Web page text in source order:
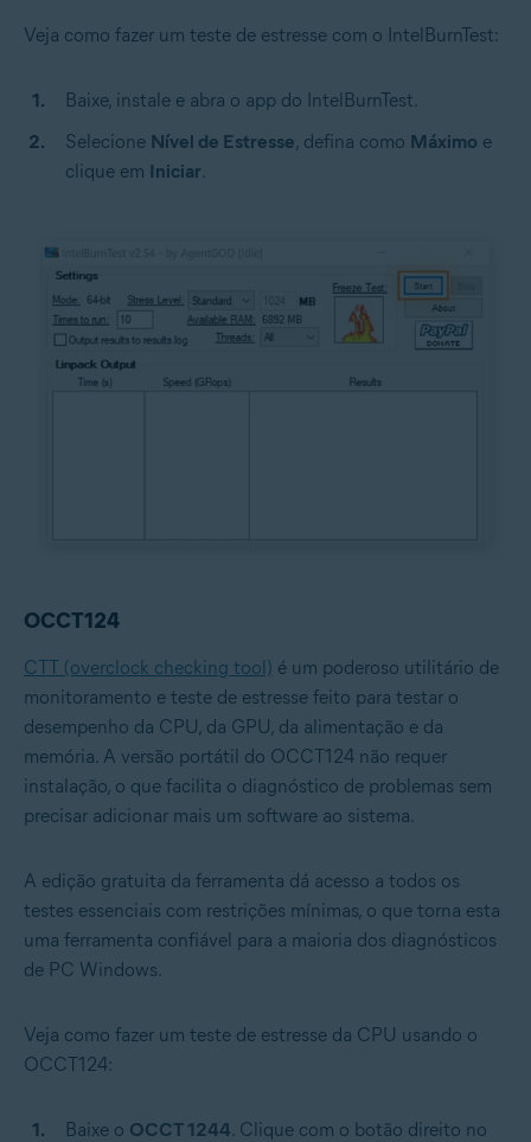
Veja como fazer um teste de estresse com o IntelBurnTest:
Baixe, instale e abra o app do IntelBurnTest.
Selecione Nível de Estresse, defina como Máximo e
clique em Iniciar.
OCCT124
CTT (overclock checking tool) é um poderoso utilitário de
monitoramento e teste de estresse feito para testar o
desempenho da CPU, da GPU, da alimentação e da
memória. A versão portátil do OCCT124 não requer
instalação, o que facilita o diagnóstico de problemas sem
precisar adicionar mais um software ao sistema.
A edição gratuita da ferramenta dá acesso a todos os
testes essenciais com restrições mínimas, o que torna esta
uma ferramenta confiável para a maioria dos diagnósticos
de PC Windows.
Veja como fazer um teste de estresse da CPU usando o
OCCT124:
Baixe o OCCT 1244. Clique com o botão direito no